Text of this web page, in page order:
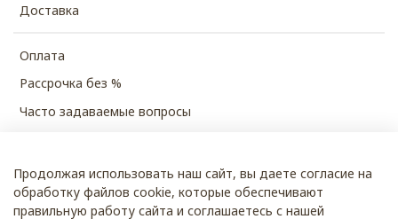
Доставка
Оплата
Рассрочка без %
Часто задаваемые вопросы
© 2026 SHUBECO
Продолжая использовать наш сайт, вы даете согласие на
обработку файлов cookie, которые обеспечивают
правильную работу сайта и соглашаетесь с нашей